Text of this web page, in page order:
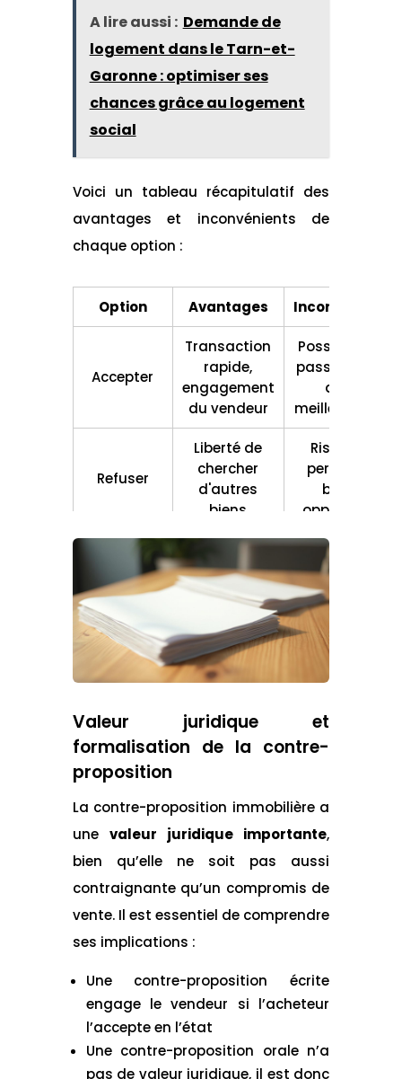
A lire aussi : Demande de
logement dans le Tarn-et-
Garonne : optimiser ses
chances grâce au logement
social
Voici un tableau récapitulatif des
avantages et inconvénients de
chaque option :
Option Avantages Inconvénients
Accepter
Transaction
rapide,
engagement
du vendeur
Possibilité de
passer à côté
d'une
meilleure offre
Refuser
Liberté de
chercher
d'autres
biens
Risque de
perdre une
bonne
opportunité
Nouvelle
contre-
proposition
Poursuite de
la
négociation,
chance
d'obtenir de
meilleures
conditions
Prolongation
du processus,
incertitude
Valeur juridique et
formalisation de la contre-
proposition
La contre-proposition immobilière a
une valeur juridique importante,
bien qu’elle ne soit pas aussi
contraignante qu’un compromis de
vente. Il est essentiel de comprendre
ses implications :
Une contre-proposition écrite
engage le vendeur si l’acheteur
l’accepte en l’état
Une contre-proposition orale n’a
pas de valeur juridique, il est donc